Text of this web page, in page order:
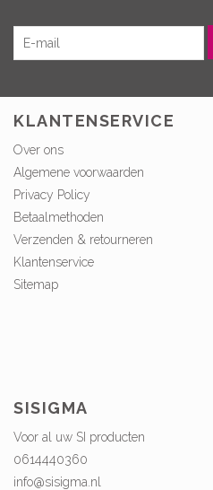
KLANTENSERVICE
Over ons
Algemene voorwaarden
Privacy Policy
Betaalmethoden
Verzenden & retourneren
Klantenservice
Sitemap
SISIGMA
Voor al uw SI producten
0614440360
info@sisigma.nl